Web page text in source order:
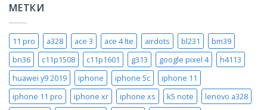
МЕТКИ
11 pro a328 ace 3 ace 4 lte airdots bl231
bm39
bn36
c11p1508 c11p1601 g313 google pixel 4
h4113
huawei y9 2019
iphone iphone 5c
iphone 11
iphone 11 pro
iphone xr iphone xs k5 note
lenovo a328